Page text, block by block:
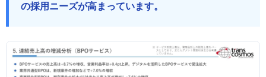
の採用ニーズが高まっています。